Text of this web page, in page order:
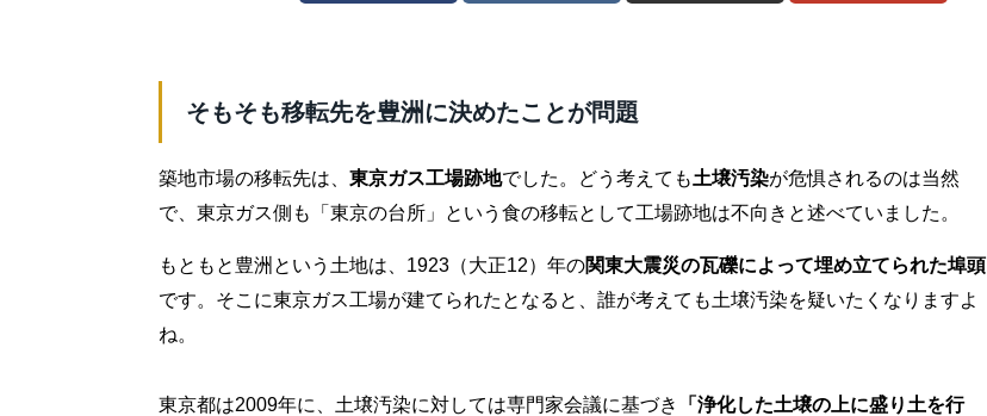
そもそも移転先を豊洲に決めたことが問題
築地市場の移転先は、 東京ガス工場跡地でした。どう考えても土壌汚染が危惧されるのは当然
で、東京ガス側も「東京の台所」という食の移転として工場跡地は不向きと述べていました。
もともと豊洲という土地は、1923（大正12）年の関東大震災の瓦礫によって埋め立てられた埠頭
です。そこに東京ガス工場が建てられたとなると、誰が考えても土壌汚染を疑いたくなりますよ
ね。
東京都は2009年に、土壌汚染に対しては専門家会議に基づき
「浄化した土壌の上に盛り土を行